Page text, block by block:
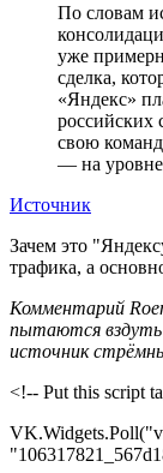
По словам
уже
сделка,
«Яндекс»
российских
свою
— на уровне
Источник
Зачем это
трафика, а
Комментарий
пытаются вздуть
источник
<!-- Put this script